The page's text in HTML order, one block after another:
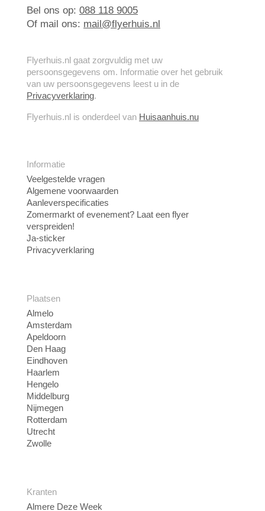
Bel ons op: 088 118 9005
Of mail ons: mail@flyerhuis.nl
Flyerhuis.nl gaat zorgvuldig met uw
persoonsgegevens om. Informatie over het gebruik
van uw persoonsgegevens leest u in de
Privacyverklaring.
Flyerhuis.nl is onderdeel van Huisaanhuis.nu
Informatie
Veelgestelde vragen
Algemene voorwaarden
Aanleverspecificaties
Zomermarkt of evenement? Laat een flyer
verspreiden!
Ja-sticker
Privacyverklaring
Plaatsen
Almelo
Amsterdam
Apeldoorn
Den Haag
Eindhoven
Haarlem
Hengelo
Middelburg
Nijmegen
Rotterdam
Utrecht
Zwolle
Kranten
Almere Deze Week